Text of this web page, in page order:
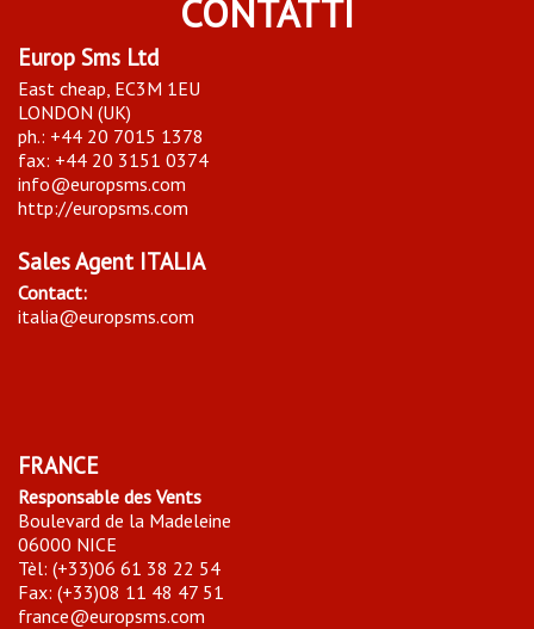
CONTATTI
Europ Sms Ltd
East cheap, EC3M 1EU
LONDON (UK)
ph.: +44 20 7015 1378
fax: +44 20 3151 0374
info@europsms.com
http://europsms.com
Sales Agent ITALIA
Contact:
italia@europsms.com
FRANCE
Responsable des Vents
Boulevard de la Madeleine
06000 NICE
Tèl: (+33)06 61 38 22 54
Fax: (+33)08 11 48 47 51
france@europsms.com